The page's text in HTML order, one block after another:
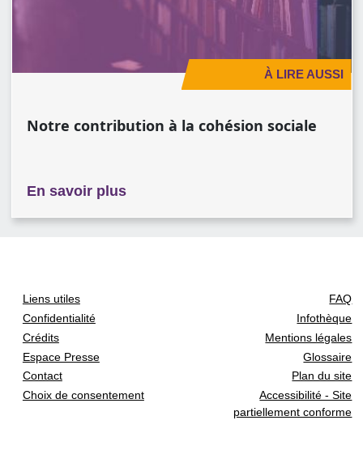
Notre contribution à la cohésion sociale
À LIRE AUSSI
En savoir plussur Notre contribution à la
Liens utiles
FAQ
Confidentialité
Infothèque
Crédits
Mentions légales
Espace Presse
Glossaire
Contact
Plan du site
Choix de consentement
Accessibilité - Site
partiellement conforme